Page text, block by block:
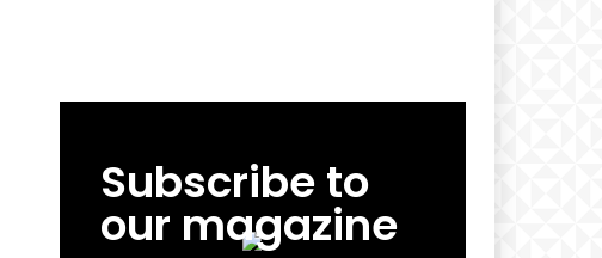
Subscribe to
our magazine